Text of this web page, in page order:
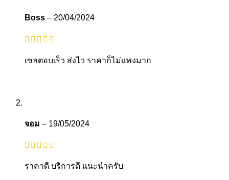
Boss – 20/04/2024
เซลตอบเร็ว ส่งไว ราคาก็ไม่แพงมาก
จอม – 19/05/2024
ราคาดี บริการดี แนะนำครับ